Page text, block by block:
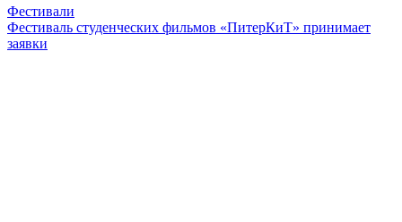
Фестивали
Фестиваль студенческих фильмов «ПитерКиТ» принимает
заявки